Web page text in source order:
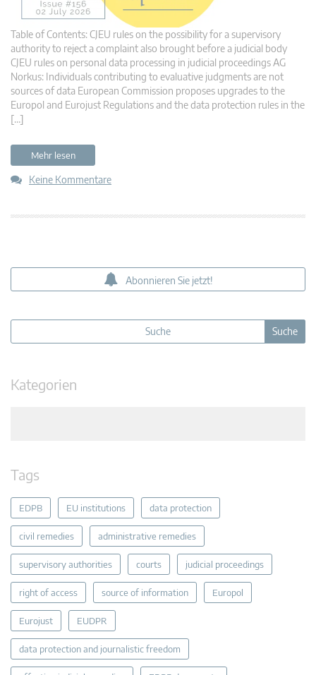
Table of Contents: CJEU rules on the possibility for a supervisory
authority to reject a complaint also brought before a judicial body
CJEU rules on personal data processing in judicial proceedings AG
Norkus: Individuals contributing to evaluative judgments are not
sources of data European Commission proposes upgrades to the
Europol and Eurojust Regulations and the data protection rules in the
[…]
Mehr lesen
Keine Kommentare
Abonnieren Sie jetzt!
Kategorien
Tags
EDPB EU institutions data protection
civil remedies administrative remedies
supervisory authorities courts judicial proceedings
right of access source of information Europol
Eurojust EUDPR
data protection and journalistic freedom